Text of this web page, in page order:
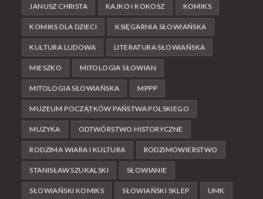
JANUSZ CHRISTA KAJKO I KOKOSZ KOMIKS
KOMIKS DLA DZIECI KSIĘGARNIA SŁOWIAŃSKA
KULTURA LUDOWA LITERATURA SŁOWIAŃSKA
MIESZKO MITOLOGIA SŁOWIAN
MITOLOGIA SŁOWIAŃSKA MPPP
MUZEUM POCZĄTKÓW PAŃSTWA POLSKIEGO
MUZYKA ODTWÓRSTWO HISTORYCZNE
RODZIMA WIARA I KULTURA RODZIMOWIERSTWO
STANISŁAW SZUKALSKI SŁOWIANIE
SŁOWIAŃSKI KOMIKS SŁOWIAŃSKI SKLEP UMK